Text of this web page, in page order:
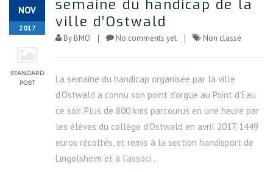
NOV
2017
semaine du handicap de la
ville d’Ostwald
By BMO No comments yet Non classé
La semaine du handicap organisée par la ville
d’Ostwald a connu son point d’orgue au Point d’Eau
ce soir. Plus de 800 kms parcourus en une heure par
les élèves du collège d’Ostwald en avril 2017, 1449
euros récoltés, et remis à la section handisport de
Lingolsheim et à l’associ...